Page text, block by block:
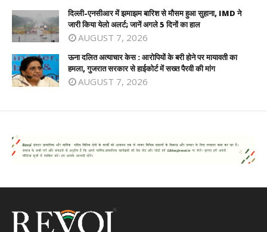
दिल्ली-एनसीआर में झमाझम बारिश से मौसम हुआ सुहाना, IMD ने
जारी किया येलो अलर्ट; जानें अगले 5 दिनों का हाल
AUGUST 7, 2026
ऊना दलित अत्याचार केस : आरोपियों के बरी होने पर मायावती का
हमला, गुजरात सरकार से हाईकोर्ट में सख्त पैरवी की मांग
AUGUST 7, 2026